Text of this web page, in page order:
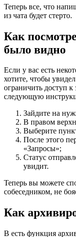
Теперь все, что
из чата будет стерто.
Как
было видно
Если у вас есть
хотите, чтобы
ограничить доступ
следующую
Зайдите на
В правом
Выберите
После этого
«Запросы»;
Статус
увидит.
Теперь вы можете
собеседником, не
Как
В есть функция